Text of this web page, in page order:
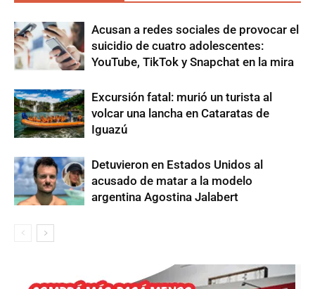
Acusan a redes sociales de provocar el
suicidio de cuatro adolescentes:
YouTube, TikTok y Snapchat en la mira
Excursión fatal: murió un turista al
volcar una lancha en Cataratas de
Iguazú
Detuvieron en Estados Unidos al
acusado de matar a la modelo
argentina Agostina Jalabert